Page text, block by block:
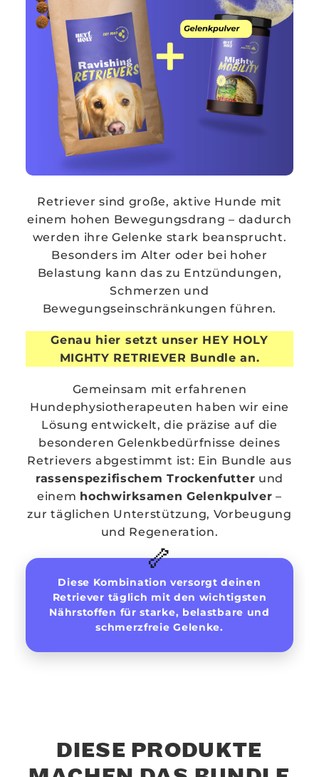
Retriever sind große, aktive Hunde mit
einem hohen Bewegungsdrang – dadurch
werden ihre Gelenke stark beansprucht.
Besonders im Alter oder bei hoher
Belastung kann das zu Entzündungen,
Schmerzen und
Bewegungseinschränkungen führen.
Genau hier setzt unser HEY HOLY
MIGHTY RETRIEVER Bundle an.
Gemeinsam mit erfahrenen
Hundephysiotherapeuten haben wir eine
Lösung entwickelt, die präzise auf die
besonderen Gelenkbedürfnisse deines
Retrievers abgestimmt ist: Ein Bundle aus
rassenspezifischem Trockenfutter und
einem hochwirksamen Gelenkpulver –
zur täglichen Unterstützung, Vorbeugung
und Regeneration.
🦴
Diese Kombination versorgt deinen
Retriever täglich mit den wichtigsten
Nährstoffen für starke, belastbare und
schmerzfreie Gelenke.
DIESE PRODUKTE